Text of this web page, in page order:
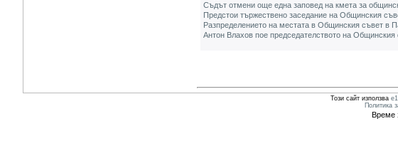
Съдът отмени още една заповед на кмета за
Предстои тържествено заседание на Общинския
Разпределението на местата в Общинския съвет в
Антон Влахов пое председателството на
Този сайт използва
Политика
Време